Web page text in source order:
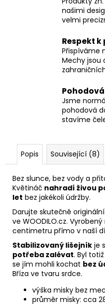
našimi
velmi
Respekt
Přispíváme
Mechy jsou
Jsme
pohodová
stavíme
Popis Související (8)
Bez slunce, bez vody a
Květináč nahradí živou
let bez jakékoli údržby.
Darujte skutečně
ve WOODILO.cz.
centimetru přímo v naší
Stabilizovaný lišejník je
potřeba zalévat. Byl
se jím mohli kochat bez
Bříza ve tvaru srdce.
výška misky bez
průměr misky: cca